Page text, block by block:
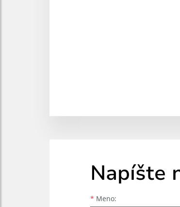
Napíšte
* Meno:
Meno
Priezvisko
E-mailová adresa